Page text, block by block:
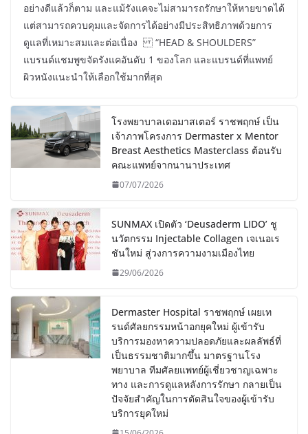
อย่างดีแล้วก็ตาม และแม้รังแคจะไม่สามารถรักษาให้หายขาดได้
แต่สามารถควบคุมและจัดการได้อย่างมีประสิทธิภาพด้วยการ
ดูแลที่เหมาะสมและต่อเนื่อง “HEAD & SHOULDERS”
แบรนด์แชมพูขจัดรังแคอันดับ 1 ของโลก และแบรนด์ที่แพทย์
ผิวหนังแนะนำให้เลือกใช้มากที่สุด
โรงพยาบาลเดอมาสเตอร์ ราชพฤกษ์ เป็น
เจ้าภาพโครงการ Dermaster x Mentor
Breast Aesthetics Masterclass ต้อนรับ
คณะแพทย์จากนานาประเทศ
07/07/2026
SUNMAX เปิดตัว ‘Deusaderm LIDO’ ชู
นวัตกรรม Injectable Collagen เจเนอเร
ชันใหม่ สู่วงการความงามเมืองไทย
29/06/2026
Dermaster Hospital ราชพฤกษ์ เผยเท
รนด์ศัลยกรรมหน้าอกยุคใหม่ ผู้เข้ารับ
บริการมองหาความปลอดภัยและผลลัพธ์ที่
เป็นธรรมชาติมากขึ้น มาตรฐานโรง
พยาบาล ทีมศัลยแพทย์ผู้เชี่ยวชาญเฉพาะ
ทาง และการดูแลหลังการรักษา กลายเป็น
ปัจจัยสำคัญในการตัดสินใจของผู้เข้ารับ
บริการยุคใหม่